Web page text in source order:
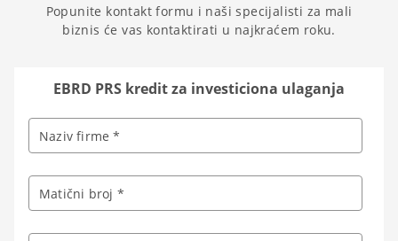
Popunite kontakt formu i naši specijalisti za mali
biznis će vas kontaktirati u najkraćem roku.
EBRD PRS kredit za investiciona ulaganja
Naziv firme *
Matični broj *